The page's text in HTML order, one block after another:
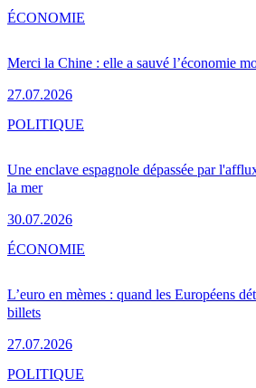
Merci la Chine : elle a sauvé l’économie
27.07.2026
ÉCONOMIE
Une enclave espagnole dépassée par
la mer
30.07.2026
POLITIQUE
L’euro en mèmes : quand les Européens
billets
27.07.2026
ÉCONOMIE
POLITIQUE